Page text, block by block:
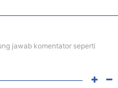
jawab komentator seperti